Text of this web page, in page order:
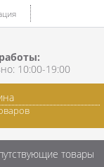
10:00-19:00
товары